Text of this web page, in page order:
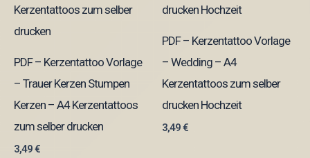
PDF – Kerzentattoo Vorlage
– Trauer Kerzen Stumpen
Kerzen – A4 Kerzentattoos
zum selber drucken
3,49€
PDF – Kerzentattoo Vorlage
– Wedding – A4
Kerzentattoos zum selber
drucken Hochzeit
3,49€